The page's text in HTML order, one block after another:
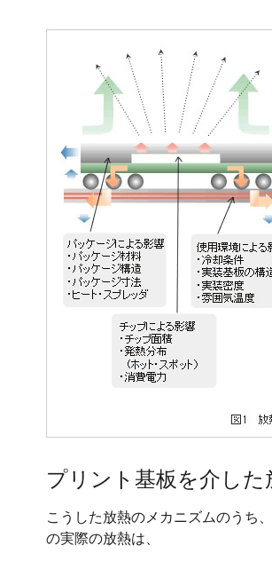
プリント基板を介し
こうした放熱のメカニズムのうち
の実際の放熱は、